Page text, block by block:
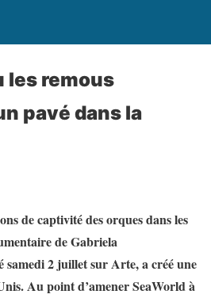
les remous
pavé dans la
de captivité des orques dans les
de Gabriela
2 juillet sur Arte, a créé une
Au point d’amener SeaWorld à